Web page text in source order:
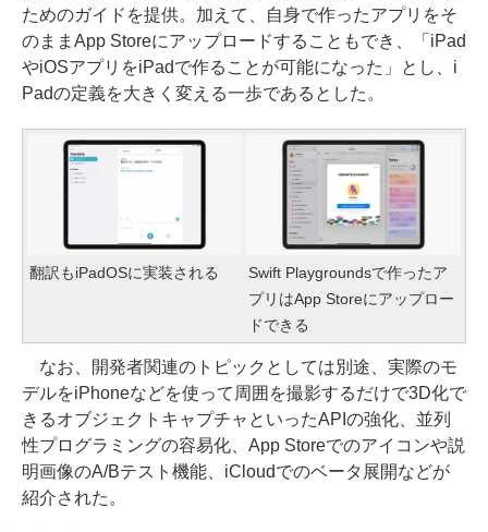
ためのガイドを提供。加えて、自身で作ったアプリをそ
のままApp Storeにアップロードすることもでき、「iPad
やiOSアプリをiPadで作ることが可能になった」とし、i
Padの定義を大きく変える一歩であるとした。
翻訳もiPadOSに実装される
Swift Playgroundsで作ったア
プリはApp Storeにアップロー
ドできる
なお、開発者関連のトピックとしては別途、実際のモ
デルをiPhoneなどを使って周囲を撮影するだけで3D化で
きるオブジェクトキャプチャといったAPIの強化、並列
性プログラミングの容易化、App Storeでのアイコンや説
明画像のA/Bテスト機能、iCloudでのベータ展開などが
紹介された。